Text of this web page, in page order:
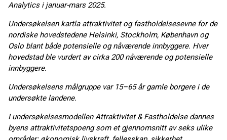
Analytics i januar-mars 2025.
Undersøkelsen kartla attraktivitet og fastholdelsesevne for de
nordiske hovedstedene Helsinki, Stockholm, København og
Oslo blant både potensielle og nåværende innbyggere. Hver
hovedstad ble vurdert av cirka 200 nåværende og potensielle
innbyggere.
Undersøkelsens målgruppe var 15–65 år gamle borgere i de
undersøkte landene.
I undersøkelsesmodellen Attraktivitet & Fastholdelse dannes
byens attraktivitetspoeng som et gjennomsnitt av seks ulike